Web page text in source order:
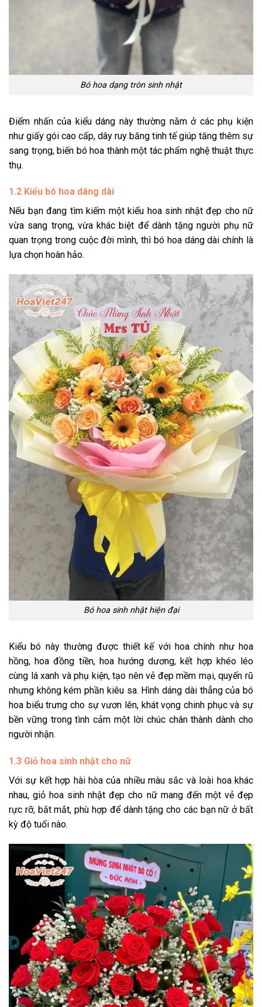
Bó hoa dạng tròn sinh nhật
Điểm nhấn của kiểu dáng này thường nằm ở các phụ kiện
như giấy gói cao cấp, dây ruy băng tinh tế giúp tăng thêm sự
sang trọng, biến bó hoa thành một tác phẩm nghệ thuật thực
thụ.
1.2 Kiểu bó hoa dáng dài
Nếu bạn đang tìm kiếm một kiểu hoa sinh nhật đẹp cho nữ
vừa sang trọng, vừa khác biệt để dành tặng người phụ nữ
quan trọng trong cuộc đời mình, thì bó hoa dáng dài chính là
lựa chọn hoàn hảo.
Bó hoa sinh nhật hiện đại
Kiểu bó này thường được thiết kế với hoa chính như hoa
hồng, hoa đồng tiền, hoa hướng dương, kết hợp khéo léo
cùng lá xanh và phụ kiện, tạo nên vẻ đẹp mềm mại, quyến rũ
nhưng không kém phần kiêu sa. Hình dáng dài thẳng của bó
hoa biểu trưng cho sự vươn lên, khát vọng chinh phục và sự
bền vững trong tình cảm một lời chúc chân thành dành cho
người nhận.
1.3 Giỏ hoa sinh nhật cho nữ
Với sự kết hợp hài hòa của nhiều màu sắc và loài hoa khác
nhau, giỏ hoa sinh nhật đẹp cho nữ mang đến một vẻ đẹp
rực rỡ, bắt mắt, phù hợp để dành tặng cho các bạn nữ ở bất
kỳ độ tuổi nào.